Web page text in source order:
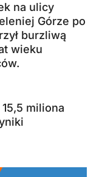
na ulicy
Górze po
burzliwą
wieku
miliona